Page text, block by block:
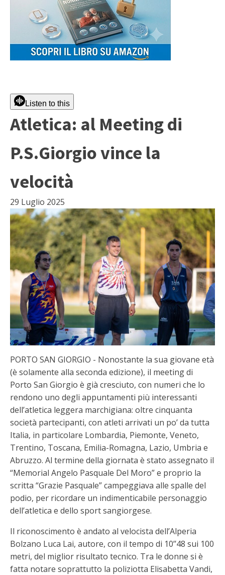
Listen to this
Atletica: al Meeting di
P.S.Giorgio vince la
velocità
29 Luglio 2025
PORTO SAN GIORGIO - Nonostante la sua giovane età
(è solamente alla seconda edizione), il meeting di
Porto San Giorgio è già cresciuto, con numeri che lo
rendono uno degli appuntamenti più interessanti
dell’atletica leggera marchigiana: oltre cinquanta
società partecipanti, con atleti arrivati un po’ da tutta
Italia, in particolare Lombardia, Piemonte, Veneto,
Trentino, Toscana, Emilia-Romagna, Lazio, Umbria e
Abruzzo. Al termine della giornata è stato assegnato il
“Memorial Angelo Pasquale Del Moro” e proprio la
scritta “Grazie Pasquale” campeggiava alle spalle del
podio, per ricordare un indimenticabile personaggio
dell’atletica e dello sport sangiorgese.
Il riconoscimento è andato al velocista dell’Alperia
Bolzano Luca Lai, autore, con il tempo di 10’’48 sui 100
metri, del miglior risultato tecnico. Tra le donne si è
fatta notare soprattutto la poliziotta Elisabetta Vandi,